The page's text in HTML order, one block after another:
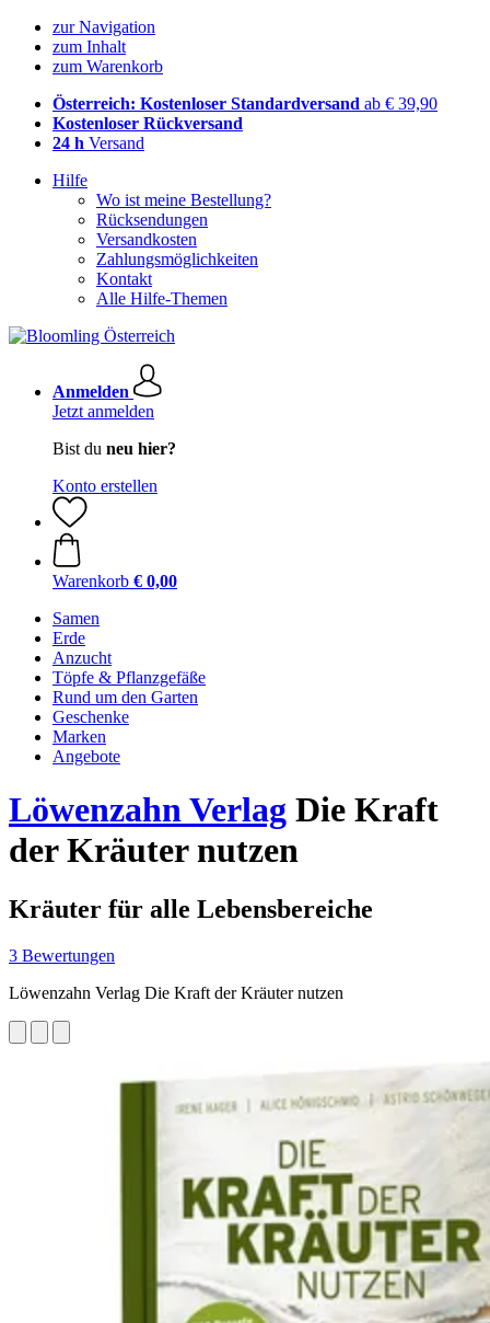
zur Navigation
zum Inhalt
zum Warenkorb
Österreich: Kostenloser Standardversand ab € 39,90
Kostenloser Rückversand
24 h Versand
Hilfe
Wo ist meine Bestellung?
Rücksendungen
Versandkosten
Zahlungsmöglichkeiten
Kontakt
Alle Hilfe-Themen
Anmelden
Jetzt anmelden
Bist du neu hier?
Konto erstellen
Warenkorb € 0,00
Samen
Erde
Anzucht
Töpfe & Pflanzgefäße
Rund um den Garten
Geschenke
Marken
Angebote
Löwenzahn Verlag Die Kraft
der Kräuter nutzen
Kräuter für alle Lebensbereiche
3 Bewertungen
Löwenzahn Verlag Die Kraft der Kräuter nutzen